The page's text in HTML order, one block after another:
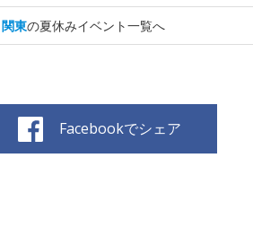
関東の夏休みイベント一覧へ
Facebookでシェア